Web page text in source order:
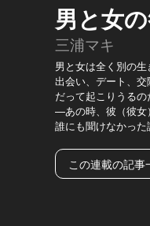
男と女
三浦マキ
男と女は全く別の
出会い、デート、
だって起こりうるの
—あの時、彼（彼女
誰にも聞けなかった
この連載の記事